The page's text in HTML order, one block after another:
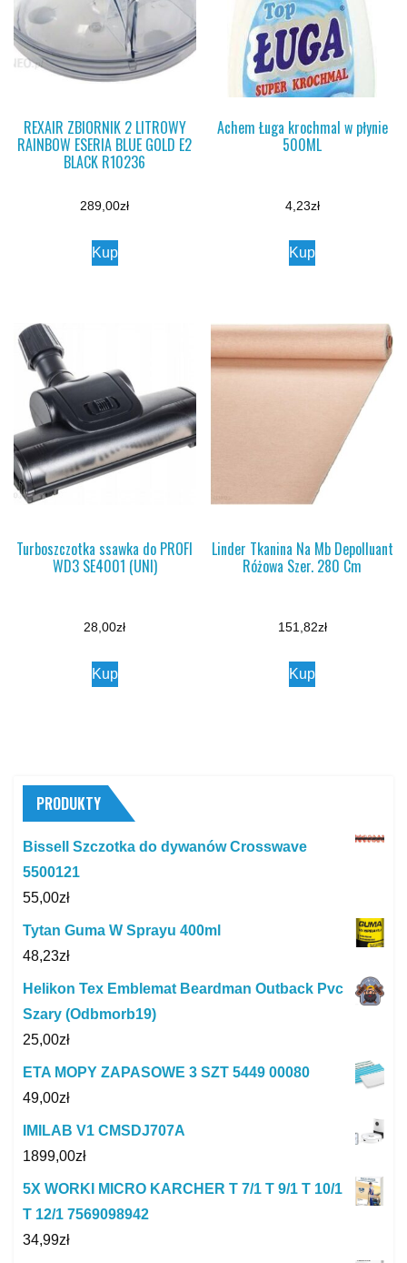
REXAIR ZBIORNIK 2 LITROWY
RAINBOW ESERIA BLUE GOLD E2
BLACK R10236
289,00zł
Kup
Achem Ługa krochmal w płynie
500ML
4,23zł
Kup
Turboszczotka ssawka do PROFI
WD3 SE4001 (UNI)
28,00zł
Kup
Linder Tkanina Na Mb Depolluant
Różowa Szer. 280 Cm
151,82zł
Kup
PRODUKTY
Bissell Szczotka do dywanów Crosswave
5500121
55,00zł
Tytan Guma W Sprayu 400ml
48,23zł
Helikon Tex Emblemat Beardman Outback Pvc
Szary (Odbmorb19)
25,00zł
ETA MOPY ZAPASOWE 3 SZT 5449 00080
49,00zł
IMILAB V1 CMSDJ707A
1899,00zł
5X WORKI MICRO KARCHER T 7/1 T 9/1 T 10/1
T 12/1 7569098942
34,99zł